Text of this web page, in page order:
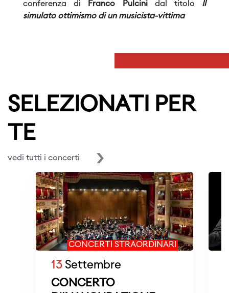
conferenza di
Franco Pulcinidal titolo Il
simulato ottimismo di un musicista-vittima
SELEZIONATI PER
TE
vedi tutti i concerti
CONCERTI STRAORDINARI
13 Settembre
CONCERTO